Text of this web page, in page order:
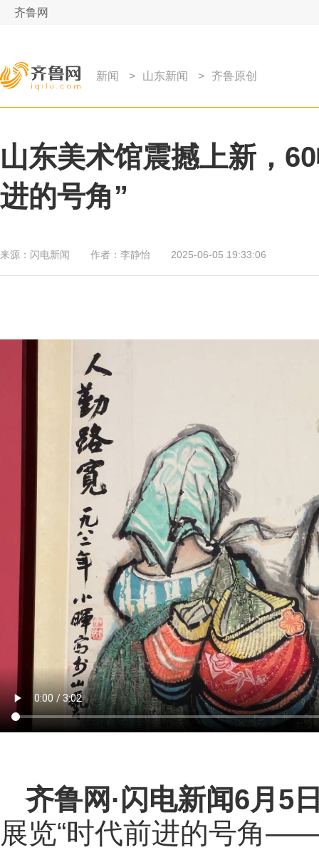
齐鲁网
新闻 > 山东新闻 > 齐鲁原创
山东美术馆震撼上新，
进的号角”
来源： 闪电新闻 作者： 李静怡 2025-06-05 19:33:06
齐鲁网 ·闪电新闻6月5
展览“时代前进的号角